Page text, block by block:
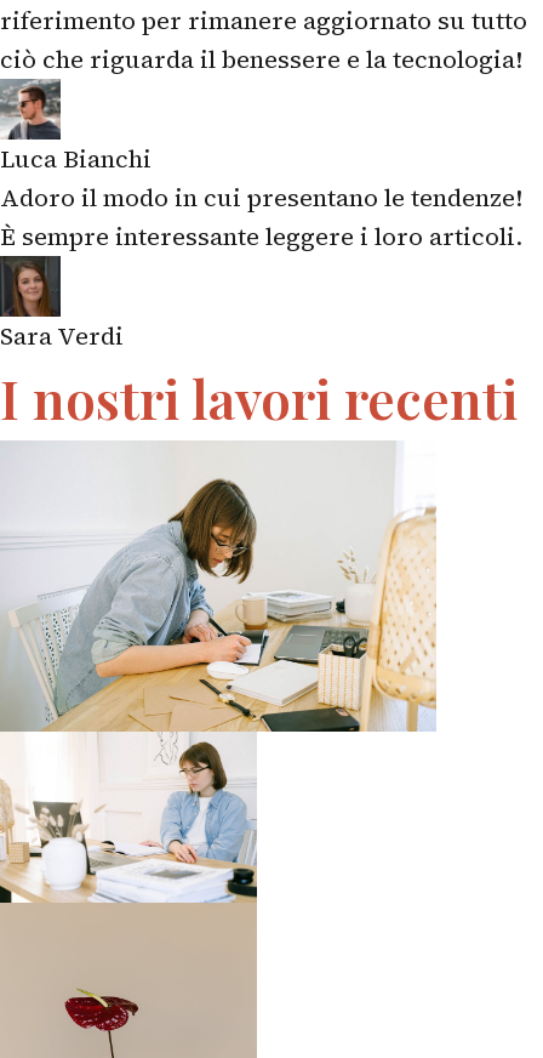
riferimento per rimanere aggiornato su tutto
ciò che riguarda il benessere e la tecnologia!
Luca Bianchi
Adoro il modo in cui presentano le tendenze!
È sempre interessante leggere i loro articoli.
Sara Verdi
I nostri lavori recenti